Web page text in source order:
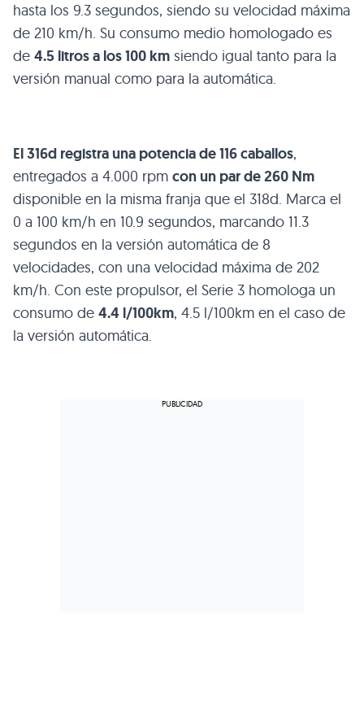
hasta los 9.3 segundos, siendo su velocidad máxima
de 210 km/h. Su consumo medio homologado es
de 4.5 litros a los 100 km siendo igual tanto para la
versión manual como para la automática.
El 316d registra una potencia de 116 caballos,
entregados a 4.000 rpm con un par de 260 Nm
disponible en la misma franja que el 318d. Marca el
0 a 100 km/h en 10.9 segundos, marcando 11.3
segundos en la versión automática de 8
velocidades, con una velocidad máxima de 202
km/h. Con este propulsor, el Serie 3 homologa un
consumo de 4.4 l/100km, 4.5 l/100km en el caso de
la versión automática.